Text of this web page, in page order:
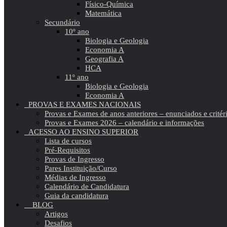
Físico-Química
Matemática
Secundário
10º ano
Biologia e Geologia
Economia A
Geografia A
HCA
11º ano
Biologia e Geologia
Economia A
PROVAS E EXAMES NACIONAIS
Provas e Exames de anos anteriores – enunciados e
Provas e Exames 2026 – calendário e informações
ACESSO AO ENSINO SUPERIOR
Lista de cursos
Pré-Requisitos
Provas de Ingresso
Pares Instituição/Curso
Médias de Ingresso
Calendário de Candidatura
Guia da candidatura
BLOG
Artigos
Desafios